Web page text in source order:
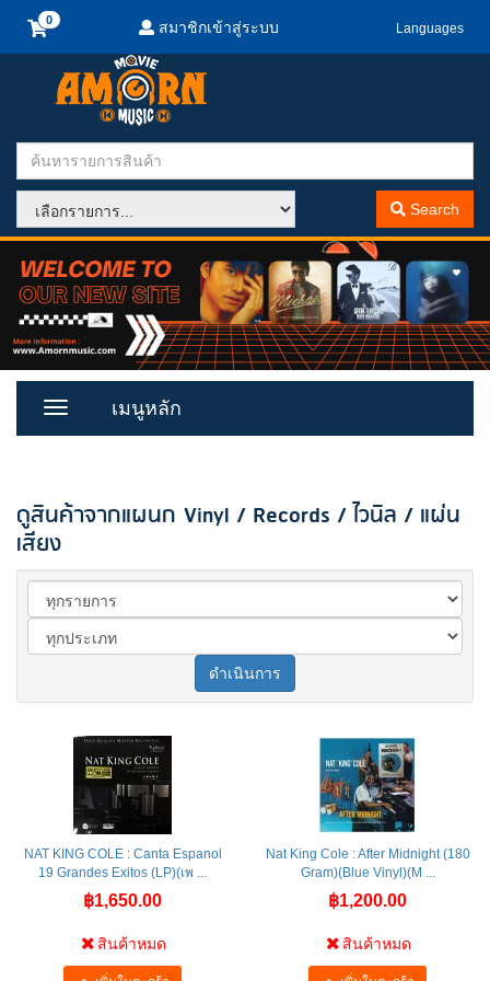
สมาชิกเข้าสู่ระบบ Languages
Search
Toggle
เมนูหลัก
ดูสินค้าจากแผนก Vinyl / Records / ไวนิล / แผ่น
เสียง
ดำเนินการ
NAT KING COLE : Canta Espanol
19 Grandes Exitos (LP)(เพ ...
฿1,650.00
สินค้าหมด
Nat King Cole : After Midnight (180
Gram)(Blue Vinyl)(M ...
฿1,200.00
สินค้าหมด